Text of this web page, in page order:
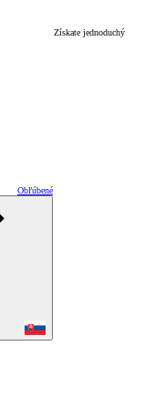
Získate jednoduchý
Obľúbené